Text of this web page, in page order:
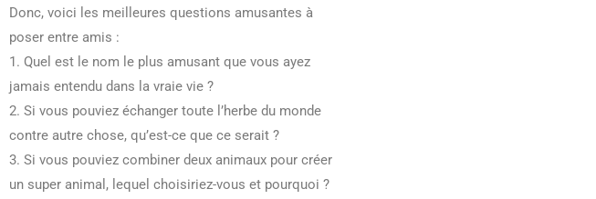
Donc, voici les meilleures questions amusantes à
poser entre amis :
1. Quel est le nom le plus amusant que vous ayez
jamais entendu dans la vraie vie ?
2. Si vous pouviez échanger toute l’herbe du monde
contre autre chose, qu’est-ce que ce serait ?
3. Si vous pouviez combiner deux animaux pour créer
un super animal, lequel choisiriez-vous et pourquoi ?